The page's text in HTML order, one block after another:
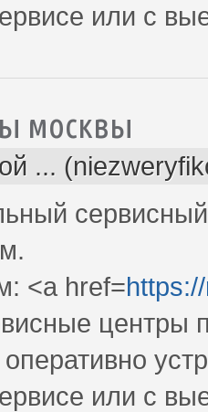
или с
москвы
...
<a href=
центры
или с